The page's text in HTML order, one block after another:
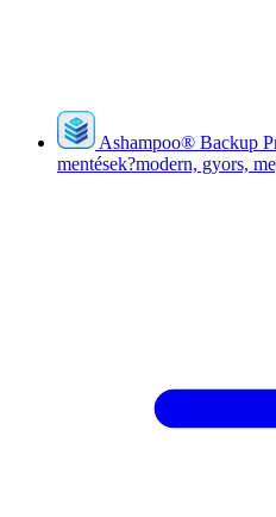
Ashampoo® Backup
mentések?modern, gyors,